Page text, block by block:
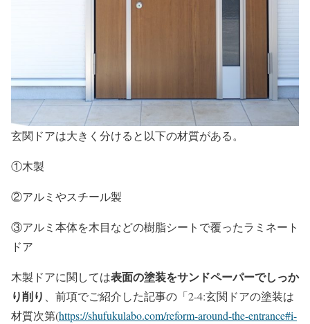
玄関ドアは大きく分けると以下の材質がある。
①木製
②アルミやスチール製
③アルミ本体を木目などの樹脂シートで覆ったラミネート
ドア
木製ドアに関しては表面の塗装をサンドペーパーでしっか
り削り
、前項でご紹介した記事の「2-4:玄関ドアの塗装は
材質次第(https://shufukulabo.com/reform-around-the-entrance#i-